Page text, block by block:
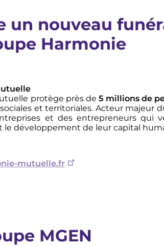
un nouveau
Harmonie
protège près de5 millions de
et territoriales. Acteur majeur
et des entrepreneurs qui
le développement de leur capital
mutuelle.fr
MGEN